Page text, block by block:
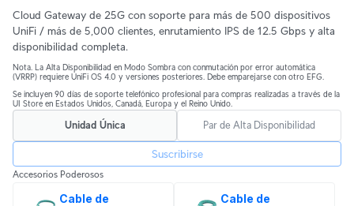
Cloud Gateway de 25G con soporte para más de 500 dispositivos
UniFi / más de 5,000 clientes, enrutamiento IPS de 12.5 Gbps y alta
disponibilidad completa.
Nota. La Alta Disponibilidad en Modo Sombra con conmutación por error automática
(VRRP) requiere UniFi OS 4.0 y versiones posteriores. Debe emparejarse con otro EFG.
Se incluyen 90 días de soporte telefónico profesional para compras realizadas a través de la
UI Store en Estados Unidos, Canadá, Europa y el Reino Unido.
Unidad Única Par de Alta Disponibilidad
Suscribirse
Accesorios Poderosos
Cable de
Cable de